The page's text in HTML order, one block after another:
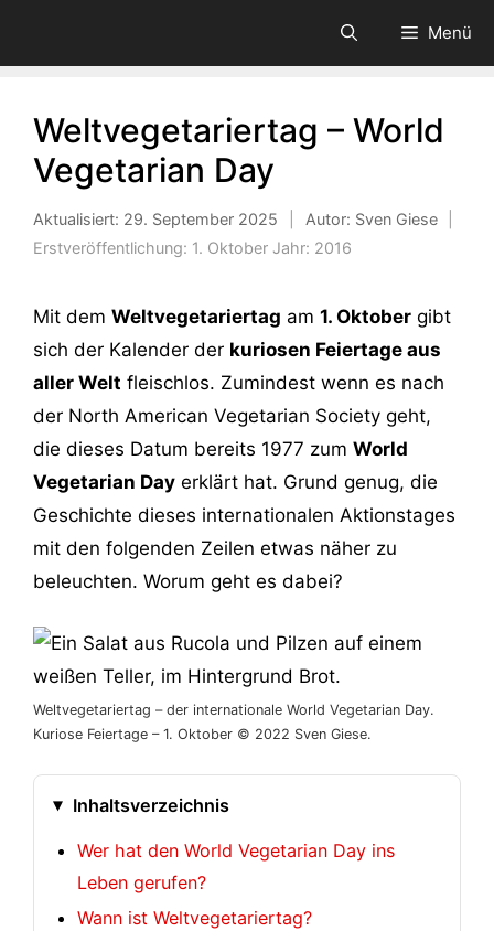
Menü
Weltvegetariertag – World
Vegetarian Day
Aktualisiert: 29. September 2025 Autor: Sven Giese
Erstveröffentlichung: 1. Oktober Jahr: 2016
Mit dem Weltvegetariertag am 1. Oktober gibt
sich der Kalender der kuriosen Feiertage aus
aller Welt fleischlos. Zumindest wenn es nach
der North American Vegetarian Society geht,
die dieses Datum bereits 1977 zum World
Vegetarian Day erklärt hat. Grund genug, die
Geschichte dieses internationalen Aktionstages
mit den folgenden Zeilen etwas näher zu
beleuchten. Worum geht es dabei?
Weltvegetariertag – der internationale World Vegetarian Day.
Kuriose Feiertage – 1. Oktober © 2022 Sven Giese.
Inhaltsverzeichnis
Wer hat den World Vegetarian Day ins
Leben gerufen?
Wann ist Weltvegetariertag?